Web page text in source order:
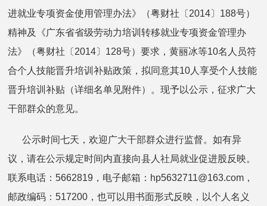
进就业专项资金使用管理办法》（粤财社〔2014〕188号）
精神及《广东省省级劳动力培训转移就业专项资金管理办
法》（粤财社〔2014〕128号）要求，黄丽冰等10名人员符
合个人技能晋升培训补贴政策，拟同意其10人享受个人技能
晋升培训补贴（详细名单见附件）。现予以公示，征求广大
干部群众的意见。
公示时间七天，欢迎广大干部群众进行监督。如有异
议，请在公示规定时间内直接向县人社局就业促进股反映。
联系电话：5662819，电子邮箱：hp5632711@163.com，
邮政编码：517200，也可以用书面形式反映，以个人名义